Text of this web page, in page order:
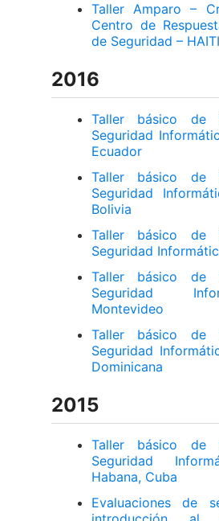
Taller Amparo –
Centro de
de Seguridad – HAITI
2016
Taller básico de
Seguridad
Ecuador
Taller básico de
Seguridad
Bolivia
Taller básico de
Seguridad
Taller básico de
Seguridad
Montevideo
Taller básico de
Seguridad
Dominicana
2015
Taller básico de
Seguridad
Habana, Cuba
Evaluaciones de